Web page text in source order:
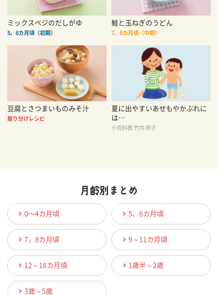
ミックスベジのだしがゆ
5、6カ月頃（初期）
鮭と玉ねぎのうどん
7、8カ月頃（中期）
豆腐とさつまいものみそ汁
取り分けレシピ
夏に出やすいあせもやかぶれに
は…
小児科医 竹内 邦子
0〜4カ月頃 5、6カ月頃
7、8カ月頃 9～11カ月頃
12～18カ月頃 1歳半～2歳
3歳～5歳